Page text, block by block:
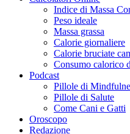
Indice di Massa
Peso ideale
Massa grassa
Calorie giornaliere
Calorie bruciate
Consumo calorico
Podcast
Pillole di
Pillole di Salute
Come Cani e Gatti
Oroscopo
Redazione